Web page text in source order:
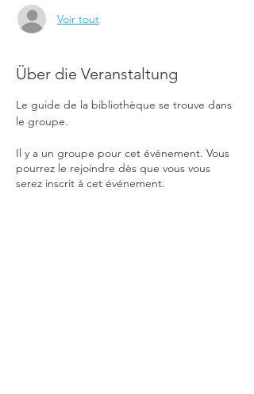
Voir tout
Über die Veranstaltung
Le guide de la bibliothèque se trouve dans
le groupe.
Il y a un groupe pour cet événement. Vous
pourrez le rejoindre dès que vous vous
serez inscrit à cet événement.